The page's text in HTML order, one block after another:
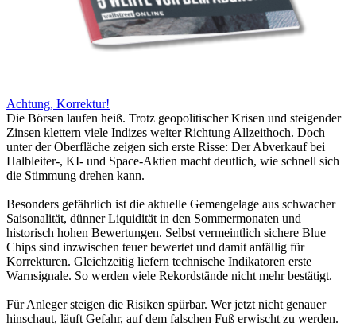
Achtung, Korrektur!
Die Börsen laufen heiß. Trotz geopolitischer Krisen und steigender
Zinsen klettern viele Indizes weiter Richtung Allzeithoch. Doch
unter der Oberfläche zeigen sich erste Risse: Der Abverkauf bei
Halbleiter-, KI- und Space-Aktien macht deutlich, wie schnell sich
die Stimmung drehen kann.
Besonders gefährlich ist die aktuelle Gemengelage aus schwacher
Saisonalität, dünner Liquidität in den Sommermonaten und
historisch hohen Bewertungen. Selbst vermeintlich sichere Blue
Chips sind inzwischen teuer bewertet und damit anfällig für
Korrekturen. Gleichzeitig liefern technische Indikatoren erste
Warnsignale. So werden viele Rekordstände nicht mehr bestätigt.
Für Anleger steigen die Risiken spürbar. Wer jetzt nicht genauer
hinschaut, läuft Gefahr, auf dem falschen Fuß erwischt zu werden.